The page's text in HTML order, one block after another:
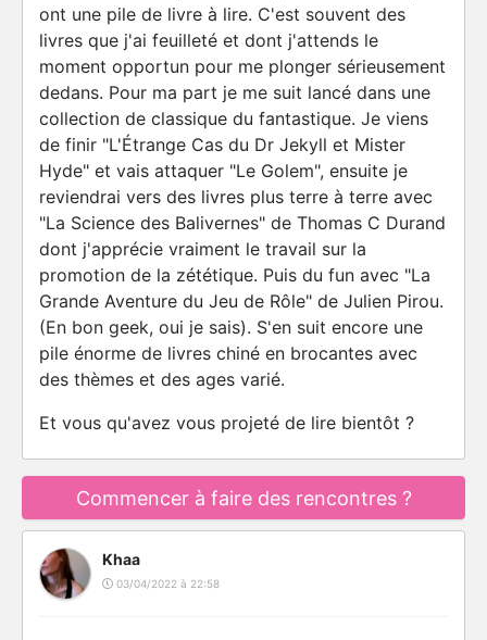
ont une pile de livre à lire. C'est souvent des
livres que j'ai feuilleté et dont j'attends le
moment opportun pour me plonger sérieusement
dedans. Pour ma part je me suit lancé dans une
collection de classique du fantastique. Je viens
de finir "L'Étrange Cas du Dr Jekyll et Mister
Hyde" et vais attaquer "Le Golem", ensuite je
reviendrai vers des livres plus terre à terre avec
"La Science des Balivernes" de Thomas C Durand
dont j'apprécie vraiment le travail sur la
promotion de la zététique. Puis du fun avec "La
Grande Aventure du Jeu de Rôle" de Julien Pirou.
(En bon geek, oui je sais). S'en suit encore une
pile énorme de livres chiné en brocantes avec
des thèmes et des ages varié.
Et vous qu'avez vous projeté de lire bientôt ?
Commencer à faire des rencontres ?
Khaa
03/04/2022 à 22:58